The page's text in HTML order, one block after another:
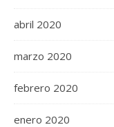
abril 2020
marzo 2020
febrero 2020
enero 2020